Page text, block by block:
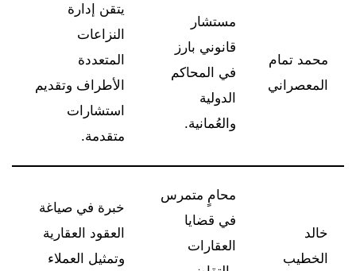
محمد تمام
المعصراني
مستشار
قانوني بارز
في المحاكم
الدولية
والعُمانية.
يتقن إدارة
النزاعات
المتعددة
الأطراف وتقديم
استشارات
متقدمة.
خالد
الخطيب
محامٍ متمرس
في قضايا
العقارات
خبرة في صياغة
العقود العقارية
وتمثيل العملاء